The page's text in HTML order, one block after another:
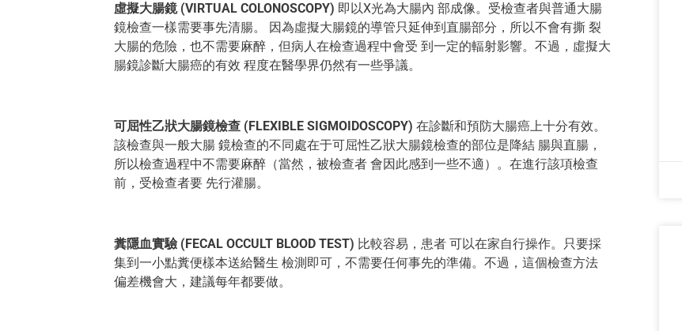
虛擬大腸鏡 (VIRTUAL COLONOSCOPY) 即以X光為大腸內 部成像。受檢查者與普通大腸
鏡檢查一樣需要事先清腸。 因為虛擬大腸鏡的導管只延伸到直腸部分，所以不會有撕 裂
大腸的危險，也不需要麻醉，但病人在檢查過程中會受 到一定的輻射影響。不過，虛擬大
腸鏡診斷大腸癌的有效 程度在醫學界仍然有一些爭議。
可屈性乙狀大腸鏡檢查 (FLEXIBLE SIGMOIDOSCOPY) 在診斷和預防大腸癌上十分有效。
該檢查與一般大腸 鏡檢查的不同處在于可屈性乙狀大腸鏡檢查的部位是降結 腸與直腸，
所以檢查過程中不需要麻醉（當然，被檢查者 會因此感到一些不適）。在進行該項檢查
前，受檢查者要 先行灌腸。
糞隱血實驗 (FECAL OCCULT BLOOD TEST) 比較容易，患者 可以在家自行操作。只要採
集到一小點糞便樣本送給醫生 檢測即可，不需要任何事先的準備。不過，這個檢查方法
偏差機會大，建議每年都要做。